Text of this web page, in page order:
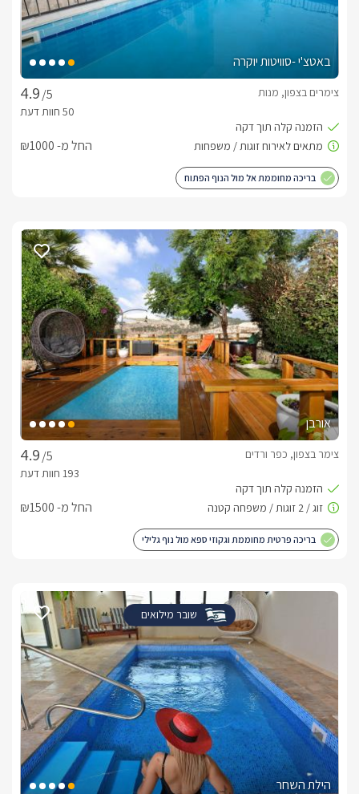
באטצ'י -סוויטות יוקרה
/5
צימרים בצפון, מנות
החל מ- ₪1000
בריכה מחוממת אל מול הנוף הפתוח
אורבן
/5
צימר בצפון, כפר ורדים
החל מ- ₪1500
בריכה פרטית מחוממת וגקוזי ספא מול נוף גלילי
שובר מילואים
הילת השחר